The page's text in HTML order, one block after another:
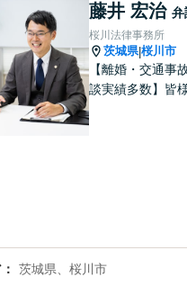
藤井 宏治 弁
桜川法律事務所
茨城県|桜川市
【離婚・交通
談実績多数】皆
茨城県、桜川市